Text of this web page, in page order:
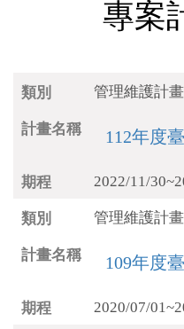
專案
管理維護計畫
112年度
2022/11/
管理維護計
109年度
2020/07/